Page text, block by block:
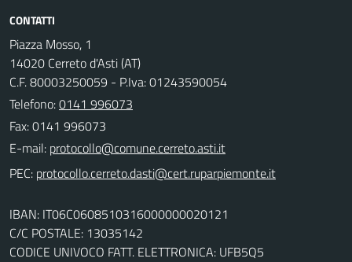
CONTATTI
Piazza Mosso, 1
14020 Cerreto d'Asti (AT)
C.F. 80003250059 - P.Iva: 01243590054
Telefono:0141 996073
Fax: 0141 996073
E-mail:
PEC:
IBAN: IT06C0608510316000000020121
C/C POSTALE: 13035142
CODICE UNIVOCO FATT. ELETTRONICA: UFB5Q5